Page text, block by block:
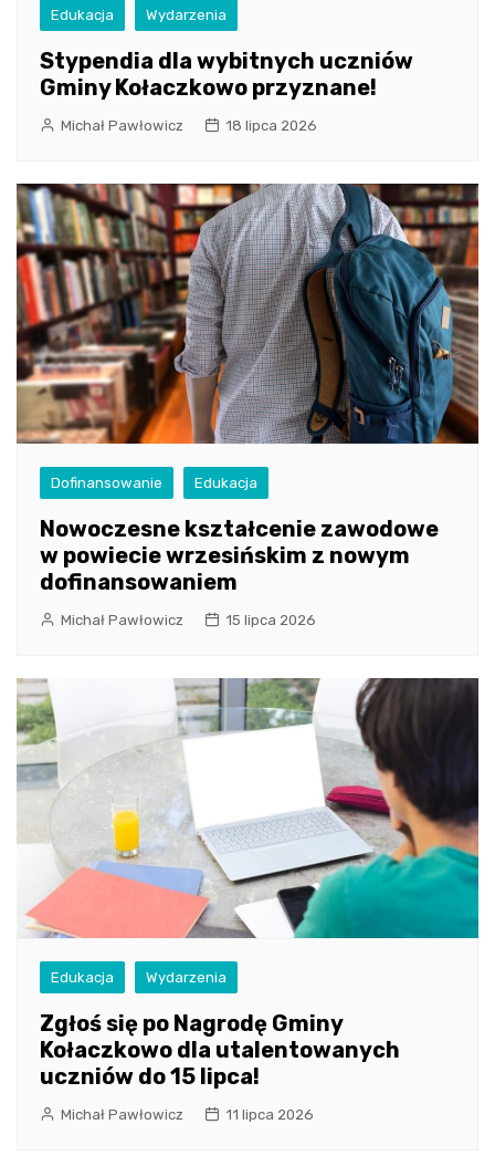
Edukacja Wydarzenia
Stypendia dla wybitnych uczniów
Gminy Kołaczkowo przyznane!
Michał Pawłowicz 18 lipca 2026
Dofinansowanie Edukacja
Nowoczesne kształcenie zawodowe
w powiecie wrzesińskim z nowym
dofinansowaniem
Michał Pawłowicz 15 lipca 2026
Edukacja Wydarzenia
Zgłoś się po Nagrodę Gminy
Kołaczkowo dla utalentowanych
uczniów do 15 lipca!
Michał Pawłowicz 11 lipca 2026